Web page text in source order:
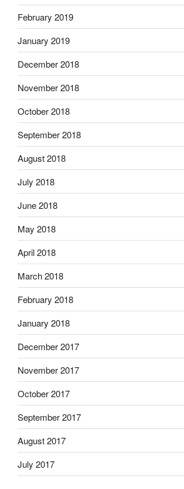
February 2019
January 2019
December 2018
November 2018
October 2018
September 2018
August 2018
July 2018
June 2018
May 2018
April 2018
March 2018
February 2018
January 2018
December 2017
November 2017
October 2017
September 2017
August 2017
July 2017